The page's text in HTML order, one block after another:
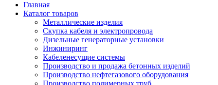
Главная
Каталог товаров
Металлические изделия
Скупка кабеля и электропровода
Дизельные генераторные установки
Инжиниринг
Кабеленесущие системы
Производство и продажа бетонных изделий
Производство нефтегазового оборудования